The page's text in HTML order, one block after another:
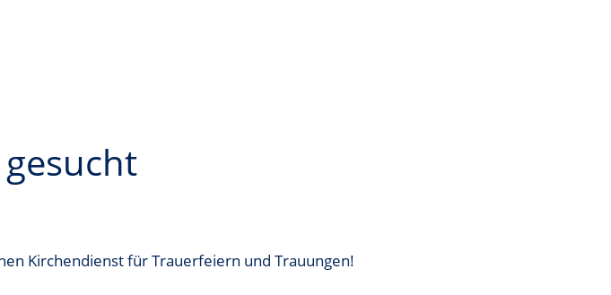
Kirchendienst für Trauerfeiern und Trauungen!